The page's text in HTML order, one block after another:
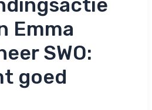
Emma
SWO:
goed